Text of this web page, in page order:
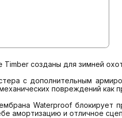
Timber созданы для зимней
с дополнительным
повреждений как
Waterproof блокирует
амортизацию и отличное